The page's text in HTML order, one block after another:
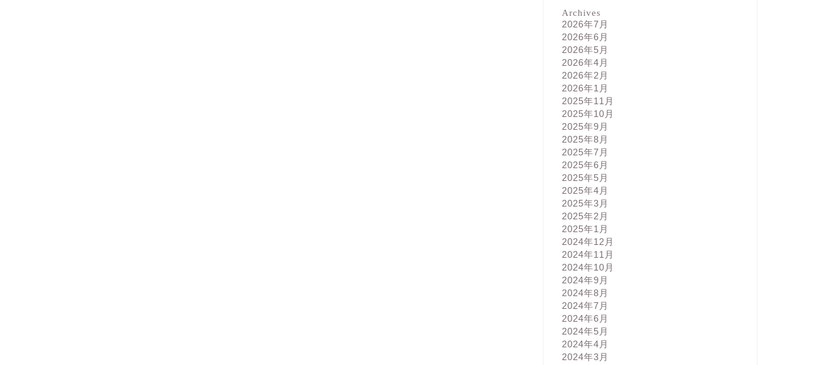
Archives
2026年7月
2026年6月
2026年5月
2026年4月
2026年2月
2026年1月
2025年11月
2025年10月
2025年9月
2025年8月
2025年7月
2025年6月
2025年5月
2025年4月
2025年3月
2025年2月
2025年1月
2024年12月
2024年11月
2024年10月
2024年9月
2024年8月
2024年7月
2024年6月
2024年5月
2024年4月
2024年3月